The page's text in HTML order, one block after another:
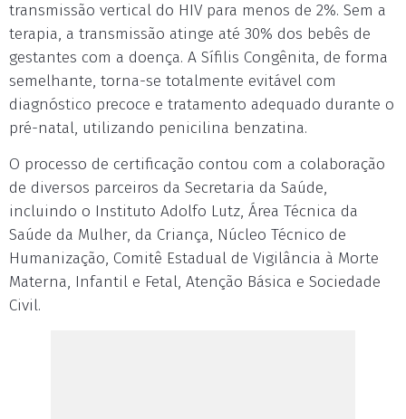
transmissão vertical do HIV para menos de 2%. Sem a
terapia, a transmissão atinge até 30% dos bebês de
gestantes com a doença. A Sífilis Congênita, de forma
semelhante, torna-se totalmente evitável com
diagnóstico precoce e tratamento adequado durante o
pré-natal, utilizando penicilina benzatina.
O processo de certificação contou com a colaboração
de diversos parceiros da Secretaria da Saúde,
incluindo o Instituto Adolfo Lutz, Área Técnica da
Saúde da Mulher, da Criança, Núcleo Técnico de
Humanização, Comitê Estadual de Vigilância à Morte
Materna, Infantil e Fetal, Atenção Básica e Sociedade
Civil.